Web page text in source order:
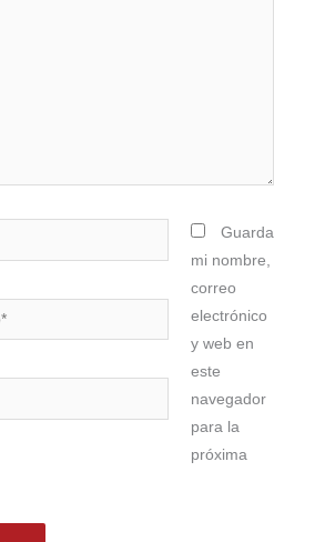
Guarda
mi nombre,
correo
electrónico
y web en
este
navegador
para la
próxima